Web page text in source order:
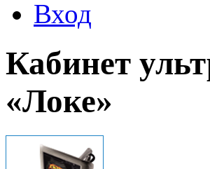
Вход
Кабинет
«Локе»